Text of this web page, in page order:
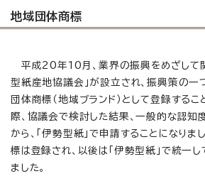
地域団体商標
平成20年10月、業界の振興をめざして
型紙産地協議会」が設立され、振興策の一
団体商標（地域ブランド）として登録するこ
際、協議会で検討した結果、一般的な認知
から、「伊勢型紙」で申請することになり
標は登録され、以後は「伊勢型紙」で統一
ました。